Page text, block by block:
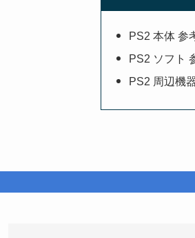
PS2 本体 参
PS2 ソフト
PS2 周辺機